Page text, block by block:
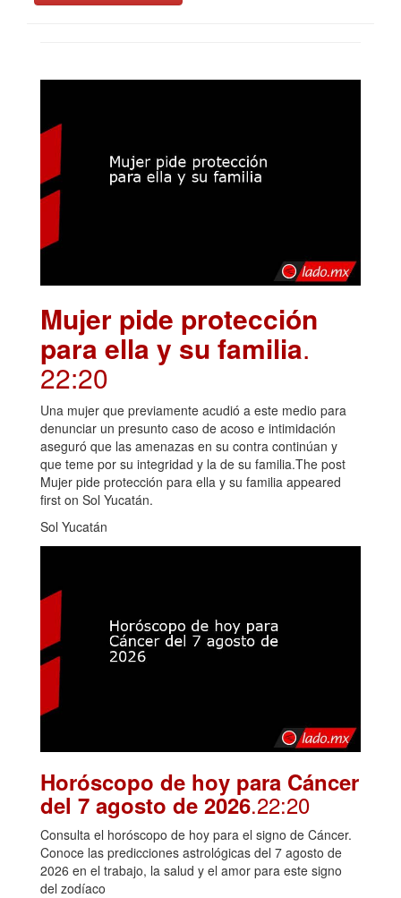
Mujer pide protección
para ella y su familia.
22:20
Una mujer que previamente acudió a este medio para
denunciar un presunto caso de acoso e intimidación
aseguró que las amenazas en su contra continúan y
que teme por su integridad y la de su familia.The post
Mujer pide protección para ella y su familia appeared
first on Sol Yucatán.
Sol Yucatán
Horóscopo de hoy para Cáncer
del 7 agosto de 2026.22:20
Consulta el horóscopo de hoy para el signo de Cáncer.
Conoce las predicciones astrológicas del 7 agosto de
2026 en el trabajo, la salud y el amor para este signo
del zodíaco